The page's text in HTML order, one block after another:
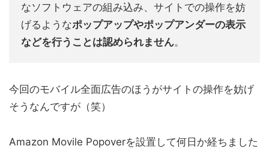
なソフトウェアの組み込み、サイトでの操作を妨
げるようなポップアップやポップアンダーの表示
などを行うことは認められません。
今回のモバイル全面広告のほうがサイトの操作を妨げ
そうなんですが（笑）
Amazon Movile Popoverを設置して何日か経ちました